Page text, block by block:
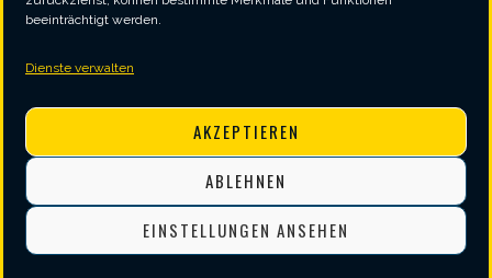
beeinträchtigt werden.
Dienste verwalten
AKZEPTIEREN
ABLEHNEN
EINSTELLUNGEN ANSEHEN